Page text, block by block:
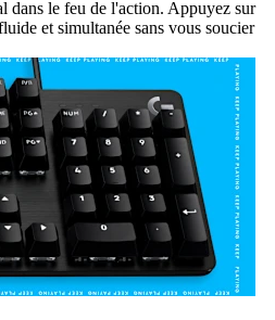
dans le feu de l'action. Appuyez sur
et simultanée sans vous soucier